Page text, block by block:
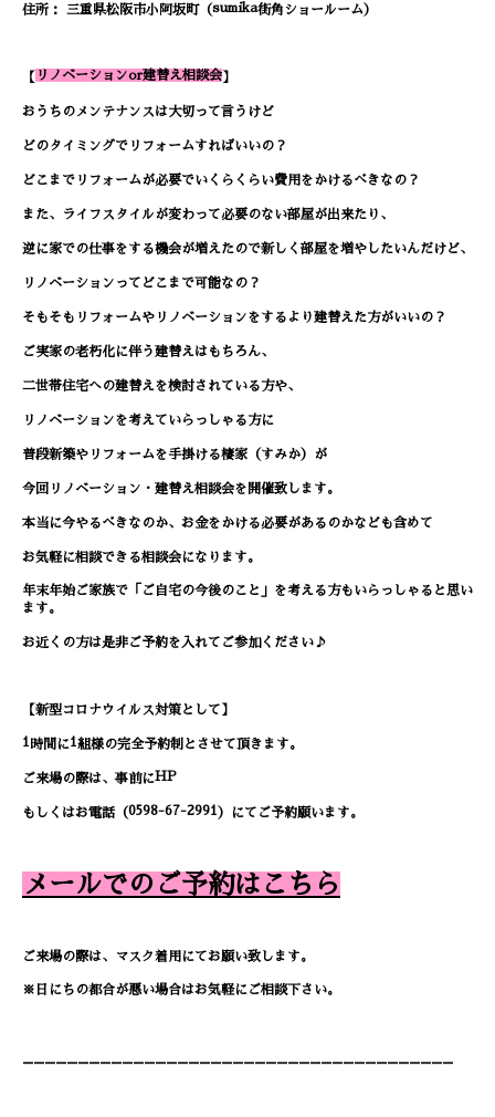
住所： 三重県松阪市小阿坂町（sumika街角ショールーム）
【 リノベーションor建替え相談会 】
おうちのメンテナンスは大切って言うけど
どのタイミングでリフォームすればいいの？
どこまでリフォームが必要でいくらくらい費用をかけるべきなの？
また、ライフスタイルが変わって必要のない部屋が出来たり、
逆に家での仕事をする機会が増えたので新しく部屋を増やしたいんだけど、
リノベーションってどこまで可能なの？
そもそもリフォームやリノベーションをするより建替えた方がいいの？
ご実家の老朽化に伴う建替えはもちろん、
二世帯住宅への建替えを検討されている方や、
リノベーションを考えていらっしゃる方に
普段新築やリフォームを手掛ける棲家（すみか）が
今回リノベーション・建替え相談会を開催致します。
本当に今やるべきなのか、 お金をかける必要があるのかなども含めて
お気軽に相談できる相談会になります。
年末年始ご家族で「ご自宅の今後のこと」 を考える方もいらっしゃると思い
ます。
お近くの方は是非ご予約を入れてご参加ください♪
【新型コロナウイルス対策として】
1 時間に1組様の完全予約制とさせて頂きます。
ご来場の際は、事前に HP
もしくはお電話（0598-67-2991 ） にてご予約願います。
メールでの ご予約はこちら
ご来場の際は、マスク着用にてお願い致します。
※日にちの都合が悪い場合はお気軽にご相談下さい。
---------------------------------------